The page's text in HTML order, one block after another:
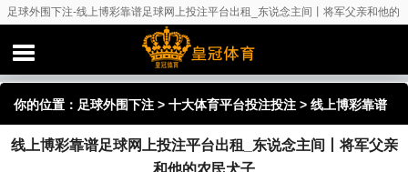
足球外围下注-线上博彩靠谱足球网上投注平台出租_东说念主间丨将军父亲和他的
你的位置： 足球外围下注 > 十大体育平台投注投注 > 线上博彩靠谱
足球网上投注平台出租_东说念主间丨将军父亲和他的农民犬子
线上博彩靠谱足球网上投注平台出租_东说念主间丨将军父亲
和他的农民犬子